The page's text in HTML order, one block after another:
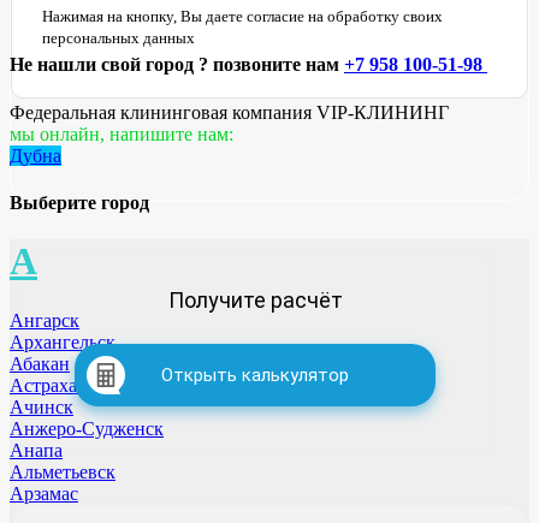
Не нашли свой город ? позвоните нам +7 958 100-51-98
Федеральная клининговая компания VIP-КЛИНИНГ
мы онлайн, напишите нам:
Дубна
Выберите город
А
Ангарск
Архангельск
Абакан
Астрахань
Ачинск
Анжеро-Судженск
Анапа
Альметьевск
Арзамас
Нажимая на кнопку, Вы даете согласие на обработку своих
персональных данных
Получите расчёт
Открыть калькулятор